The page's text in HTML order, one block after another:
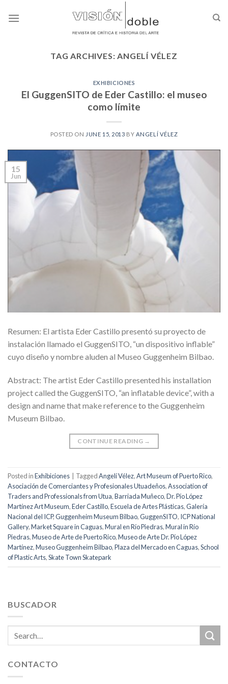
TAG ARCHIVES:ANGELÍ VÉLEZ
EXHIBICIONES
El GuggenSITO de Eder Castillo: el museo
como límite
POSTED ON JUNE 15, 2013 BY ANGELÍ VÉLEZ
15
Jun
Resumen: El artista Eder Castillo presentó su proyecto de
instalación llamado el GuggenSITO, “un dispositivo inflable”
cuyo diseño y nombre aluden al Museo Guggenheim Bilbao.
Abstract: The artist Eder Castillo presented his installation
project called the GuggenSITO, “an inflatable device”, with a
design and name that make reference to the Guggenheim
Museum Bilbao.
CONTINUE READING →
Posted inExhibiciones TaggedAngelí Vélez,Art Museum of Puerto Rico,
Asociación de Comerciantes y Profesionales Utuadeños,Association of
Traders and Professionals from Utua,Barriada Muñeco,Dr. Pío López
Martínez Art Museum,Eder Castillo,Escuela de Artes Plásticas,Galería
Nacional del ICP,Guggenheim Museum Bilbao,GuggenSITO, ICP National
Gallery,Market Square in Caguas,Mural en Río Piedras,Mural in Río
Piedras,Museo de Arte de Puerto Rico,Museo de Arte Dr. Pío López
Martínez,Museo Guggenheim Bilbao,Plaza del Mercado en Caguas,School
of Plastic Arts,Skate Town Skatepark
BUSCADOR
CONTACTO